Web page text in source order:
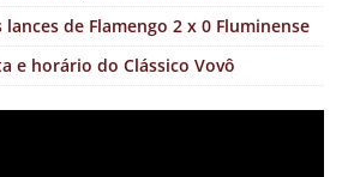
de Flamengo 2 x 0 Fluminense
e horário do Clássico Vovô